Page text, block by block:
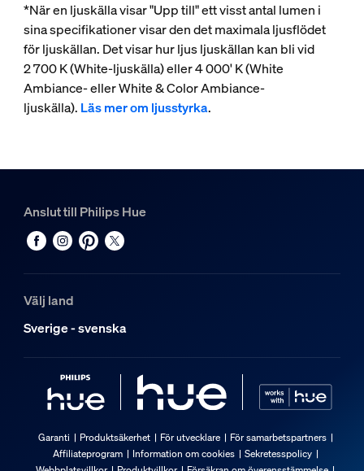
*När en ljuskälla visar "Upp till" ett visst antal lumen i
sina specifikationer visar den det maximala ljusflödet
för ljuskällan. Det visar hur ljus ljuskällan kan bli vid
2 700 K (White-ljuskälla) eller 4 000' K (White
Ambiance- eller White & Color Ambiance-
ljuskälla). Läs mer om ljusstyrka.
Anslut till Philips Hue
Välj land
Sverige - svenska
Garanti Produktsäkerhet För utvecklare
För samarbetspartners
Affiliateprogram
Information om cookies
Sekretesspolicy